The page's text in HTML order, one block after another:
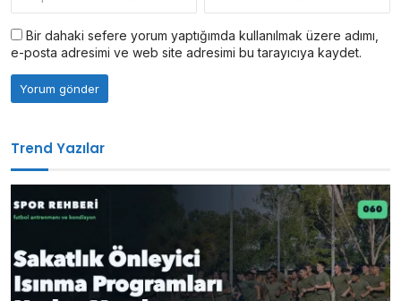
Bir dahaki sefere yorum yaptığımda kullanılmak üzere adımı,
e-posta adresimi ve web site adresimi bu tarayıcıya kaydet.
Trend Yazılar